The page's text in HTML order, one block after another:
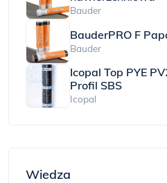
Bauder
BauderPRO F
Bauder
Icopal Top PYE
Profil SBS
Icopal
Wiedza